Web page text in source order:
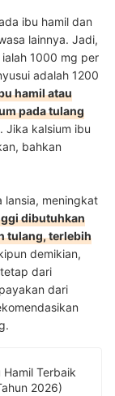
ibu hamil dan
lainnya. Jadi,
1000 mg per
adalah 1200
hamil atau
pada tulang
. Jika kalsium ibu
bahkan
lansia, meningkat
dibutuhkan
tulang, terlebih
demikian,
dari
dari
Terbaik
2026)